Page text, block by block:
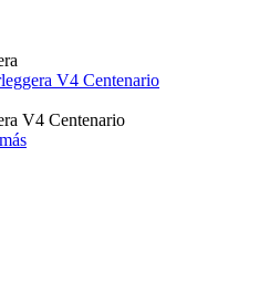
V4 Centenario
V4 Centenario